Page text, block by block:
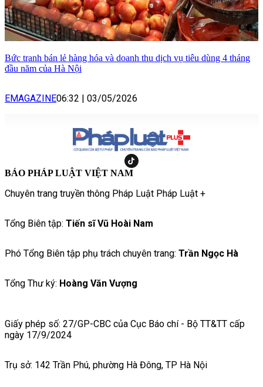
Bức tranh bán lẻ hàng hóa và doanh thu dịch vụ tiêu dùng 4 tháng
đầu năm của Hà Nội
EMAGAZINE06:32 | 03/05/2026
BÁO PHÁP LUẬT VIỆT NAM
Chuyên trang truyền thông Pháp Luật Pháp Luật +
Tổng Biên tập: Tiến sĩ Vũ Hoài Nam
Phó Tổng Biên tập phụ trách chuyên trang: Trần Ngọc Hà
Tổng Thư ký: Hoàng Văn Vượng
Giấy phép số: 27/GP-CBC của Cục Báo chí - Bộ TT&TT cấp
ngày 17/9/2024
Trụ sở: 142 Trần Phú, phường Hà Đông, TP Hà Nội